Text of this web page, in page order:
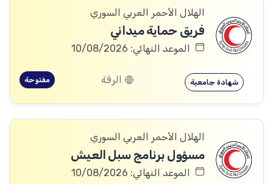
الهلال الأحمر العربي السوري
فريق حماية ميداني
الموعد النهائي: 10/08/2026
شهادة جامعية الرقة مفتوحة
الهلال الأحمر العربي السوري
مسؤول برنامج سبل العيش
الموعد النهائي: 10/08/2026